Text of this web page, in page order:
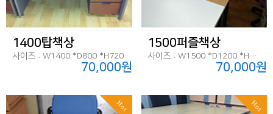
1400탑책상
사이즈 : W1400 *D800 *H720
70,000원
1500퍼즐책상
사이즈 : W1500 *D1200 *H720
70,000원
Hot Hot